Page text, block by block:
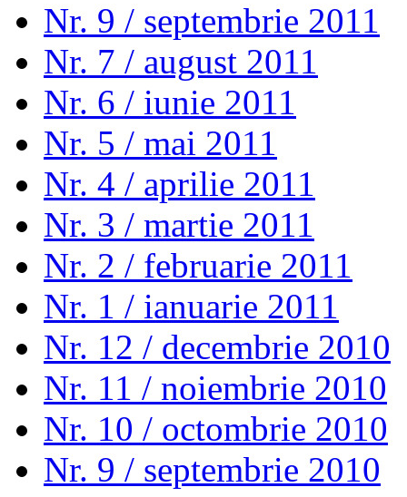
Nr. 9 / septembrie 2011
Nr. 7 / august 2011
Nr. 6 / iunie 2011
Nr. 5 / mai 2011
Nr. 4 / aprilie 2011
Nr. 3 / martie 2011
Nr. 2 / februarie 2011
Nr. 1 / ianuarie 2011
Nr. 12 / decembrie 2010
Nr. 11 / noiembrie 2010
Nr. 10 / octombrie 2010
Nr. 9 / septembrie 2010